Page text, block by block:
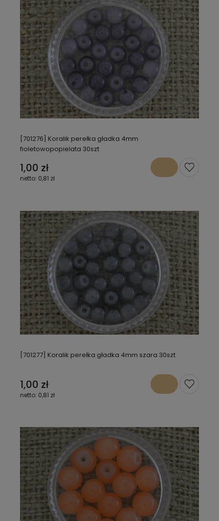
[701276] Koralik perełka gładka 4mm
fioletowopopielata 30szt
1,00 zł
0,81 zł
[701277] Koralik perełka gładka 4mm szara 30szt
1,00 zł
0,81 zł